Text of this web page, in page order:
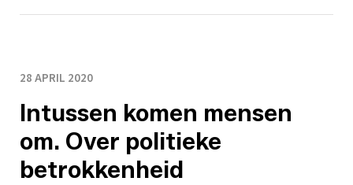
28 APRIL 2020
Intussen komen mensen
om. Over politieke
betrokkenheid